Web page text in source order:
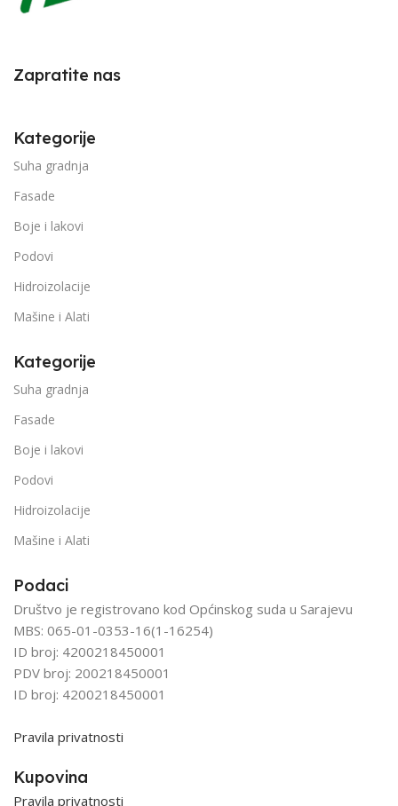
Zapratite nas
Kategorije
Suha gradnja
Fasade
Boje i lakovi
Podovi
Hidroizolacije
Mašine i Alati
Kategorije
Suha gradnja
Fasade
Boje i lakovi
Podovi
Hidroizolacije
Mašine i Alati
Podaci
Društvo je registrovano kod Općinskog suda u Sarajevu
MBS: 065-01-0353-16(1-16254)
ID broj: 4200218450001
PDV broj: 200218450001
ID broj: 4200218450001
Pravila privatnosti
Kupovina
Pravila privatnosti